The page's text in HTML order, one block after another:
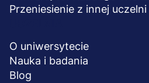
Przeniesienie z innej uczelni
O uniwersytecie
Nauka i badania
Blog